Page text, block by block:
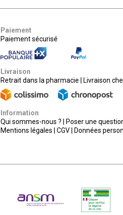
Paiement
Paiement sécurisé
Livraison
Retrait dans la pharmacie
Livraison
Information
Qui sommes-nous ?
Poser une
Mentions légales
CGV Données